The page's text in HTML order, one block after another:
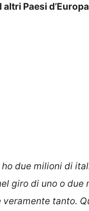
Paesi
ho due milioni di
giro di uno o due
veramente tanto.